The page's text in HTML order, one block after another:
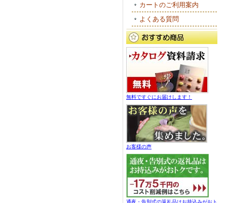
カートのご利用案内
よくある質問
無料ですぐにお届けします！
お客様の声
通夜・告別式の返礼品はお持込みがおト